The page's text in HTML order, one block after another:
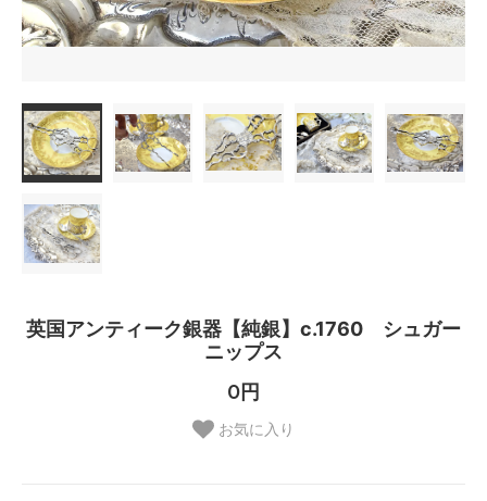
英国アンティーク銀器【純銀】c.1760 シュガー
ニップス
0円
お気に入り